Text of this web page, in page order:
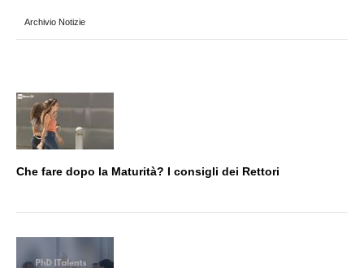
Archivio Notizie
Che fare dopo la Maturità? I consigli dei Rettori